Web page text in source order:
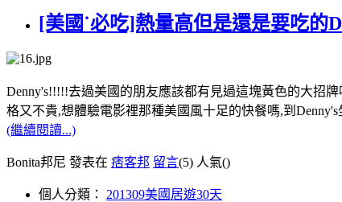
[美國˙必吃]熱量高但是還是要吃的
Denny's!!!!!去過美國的朋友應該都有見過這塊黃色的大招
格又不貴,想體驗電影裡那種美國風十足的快餐嗎,到
(繼續閱讀...)
Bonita邦尼 發表在 痞客邦 留言(5) 人氣()
個人分類： 201309美國居遊30天